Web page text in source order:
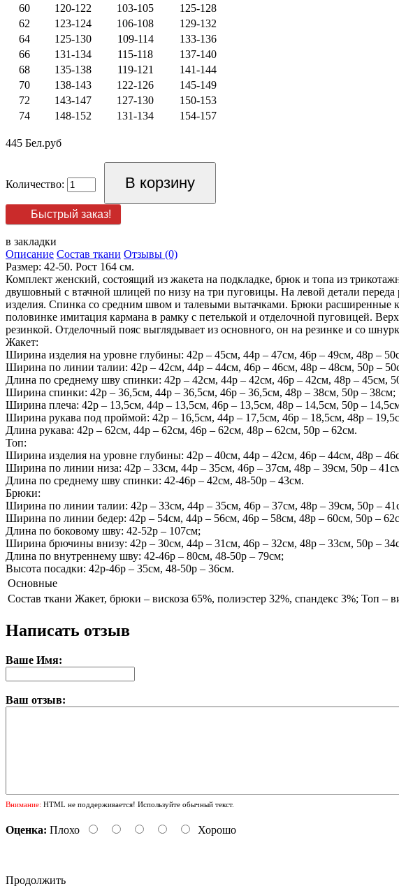
60
120-122 103-105
125-128
62
123-124 106-108
129-132
64
125-130 109-114
133-136
66
131-134 115-118
137-140
68
135-138 119-121
141-144
70
138-143 122-126
145-149
72
143-147 127-130
150-153
74
148-152 131-134 154-157
445 Бел.руб
Количество:
Быстрый заказ!
в закладки
Описание Состав ткани Отзывы (0)
Размер: 42-50. Рост 164 см.
Комплект женский, состоящий из жакета на подкладке, брюк и топа из
двушовный с втачной шлицей по низу на три пуговицы. На левой детали
изделия. Спинка со средним швом и талевыми вытачками. Брюки расширенные
половинке имитация кармана в рамку с петелькой и отделочной пуговицей.
резинкой. Отделочный пояс выглядывает из основного, он на резинке и со
Жакет:
Ширина изделия на уровне глубины: 42р – 45см, 44р – 47см, 46р – 49см, 48р –
Ширина по линии талии: 42р – 42см, 44р – 44см, 46р – 46см, 48р – 48см, 50р –
Длина по среднему шву спинки: 42р – 42см, 44р – 42см, 46р – 42см, 48р – 45см,
Ширина спинки: 42р – 36,5см, 44р – 36,5см, 46р – 36,5см, 48р – 38см, 50р – 38см;
Ширина плеча: 42р – 13,5см, 44р – 13,5см, 46р – 13,5см, 48р – 14,5см, 50р –
Ширина рукава под проймой: 42р – 16,5см, 44р – 17,5см, 46р – 18,5см, 48р –
Длина рукава: 42р – 62см, 44р – 62см, 46р – 62см, 48р – 62см, 50р – 62см.
Топ:
Ширина изделия на уровне глубины: 42р – 40см, 44р – 42см, 46р – 44см, 48р –
Ширина по линии низа: 42р – 33см, 44р – 35см, 46р – 37см, 48р – 39см, 50р –
Длина по среднему шву спинки: 42-46р – 42см, 48-50р – 43см.
Брюки:
Ширина по линии талии: 42р – 33см, 44р – 35см, 46р – 37см, 48р – 39см, 50р –
Ширина по линии бедер: 42р – 54см, 44р – 56см, 46р – 58см, 48р – 60см, 50р –
Длина по боковому шву: 42-52р – 107см;
Ширина брючины внизу: 42р – 30см, 44р – 31см, 46р – 32см, 48р – 33см, 50р –
Длина по внутреннему шву: 42-46р – 80см, 48-50р – 79см;
Высота посадки: 42р-46р – 35см, 48-50р – 36см.
Основные
Состав ткани Жакет, брюки – вискоза 65%, полиэстер 32%, спандекс 3%; Топ –
Написать отзыв
Ваше Имя:
Ваш отзыв:
Внимание: HTML не поддерживается! Используйте обычный текст.
Оценка: Плохо Хорошо
Продолжить